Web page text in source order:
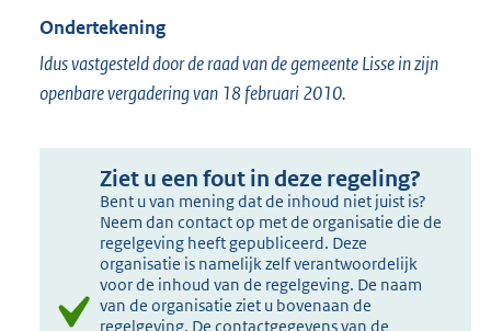
Ondertekening
ldus vastgesteld door de raad van de gemeente Lisse in zijn
openbare vergadering van 18 februari 2010.
Ziet u een fout in deze regeling?
Bent u van mening dat de inhoud niet juist is?
Neem dan contact op met de organisatie die de
regelgeving heeft gepubliceerd. Deze
organisatie is namelijk zelf verantwoordelijk
voor de inhoud van de regelgeving. De naam
van de organisatie ziet u bovenaan de
regelgeving. De contactgegevens van de